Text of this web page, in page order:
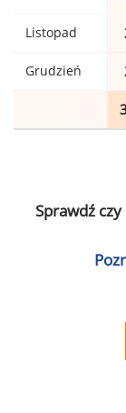
Listopad
Grudzień
Sprawdź